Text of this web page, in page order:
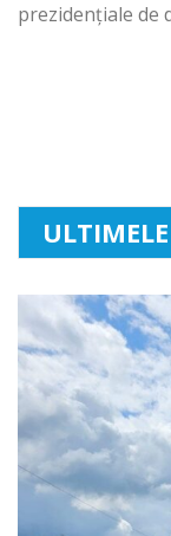
prezidenţiale de